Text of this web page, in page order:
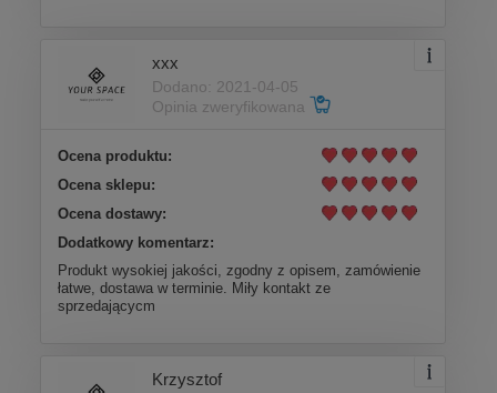
xxx
Dodano: 2021-04-05
Opinia zweryfikowana
Ocena produktu:
Ocena sklepu:
Ocena dostawy:
Dodatkowy komentarz:
Produkt wysokiej jakości, zgodny z opisem, zamówienie
łatwe, dostawa w terminie. Miły kontakt ze
sprzedającycm
Krzysztof